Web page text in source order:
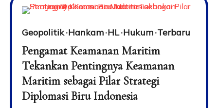
Geopolitik Hankam HL Hukum Terbaru
Pengamat Keamanan Maritim
Tekankan Pentingnya Keamanan
Maritim sebagai Pilar Strategi
Diplomasi Biru Indonesia